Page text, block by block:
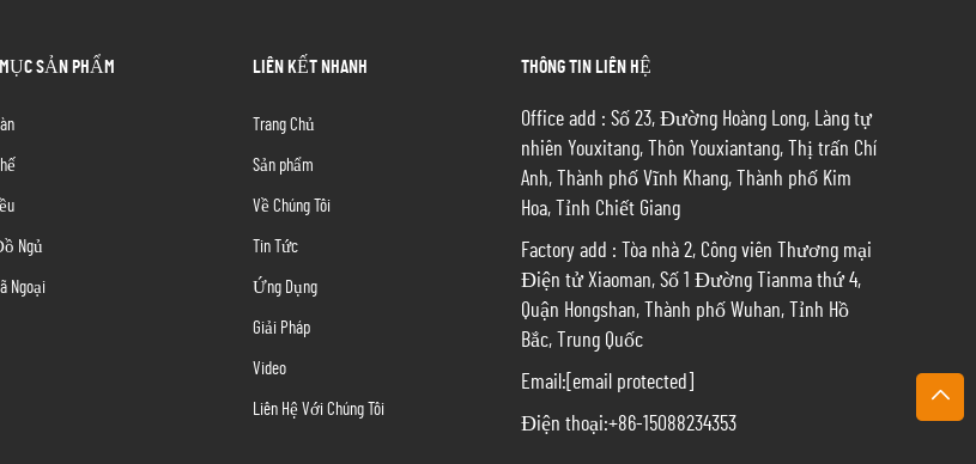
SẢN PHẨM
Ngủ
Ngoại
LIÊN KẾT NHANH
Trang Chủ
Sản phẩm
Về Chúng Tôi
Tin Tức
Ứng Dụng
Giải Pháp
Video
Liên Hệ Với Chúng Tôi
THÔNG TIN LIÊN HỆ
Office add : Số 23, Đường Hoàng Long, Làng tự
nhiên Youxitang, Thôn Youxiantang, Thị trấn Chí
Anh, Thành phố Vĩnh Khang, Thành phố Kim
Hoa, Tỉnh Chiết Giang
Factory add : Tòa nhà 2, Công viên Thương mại
Điện tử Xiaoman, Số 1 Đường Tianma thứ 4,
Quận Hongshan, Thành phố Wuhan, Tỉnh Hồ
Bắc, Trung Quốc
Email: [email protected]
Điện thoại:+86-15088234353